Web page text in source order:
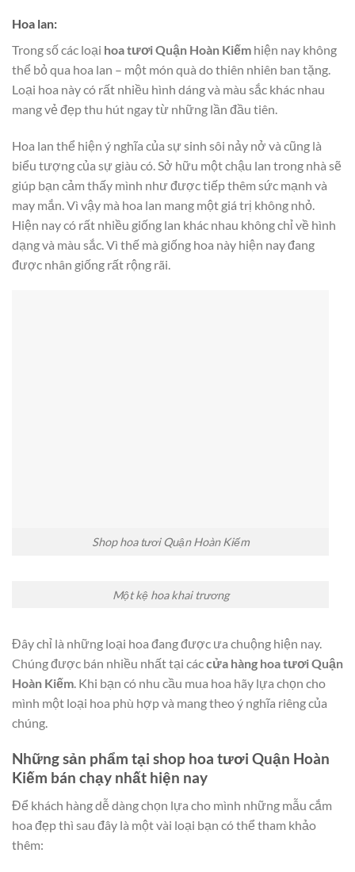
Hoa lan:
Trong số các loại hoa tươi Quận Hoàn Kiếm hiện nay không
thể bỏ qua hoa lan – một món quà do thiên nhiên ban tặng.
Loại hoa này có rất nhiều hình dáng và màu sắc khác nhau
mang vẻ đẹp thu hút ngay từ những lần đầu tiên.
Hoa lan thể hiện ý nghĩa của sự sinh sôi nảy nở và cũng là
biểu tượng của sự giàu có. Sở hữu một chậu lan trong nhà sẽ
giúp bạn cảm thấy mình như được tiếp thêm sức mạnh và
may mắn. Vì vậy mà hoa lan mang một giá trị không nhỏ.
Hiện nay có rất nhiều giống lan khác nhau không chỉ về hình
dạng và màu sắc. Vì thế mà giống hoa này hiện nay đang
được nhân giống rất rộng rãi.
Shop hoa tươi Quận Hoàn Kiếm
Một kệ hoa khai trương
Đây chỉ là những loại hoa đang được ưa chuộng hiện nay.
Chúng được bán nhiều nhất tại cáccửa hàng hoa tươi Quận
Hoàn Kiếm. Khi bạn có nhu cầu mua hoa hãy lựa chọn cho
mình một loại hoa phù hợp và mang theo ý nghĩa riêng của
chúng.
Những sản phẩm tại shop hoa tươi Quận Hoàn
Kiếm bán chạy nhất hiện nay
Để khách hàng dễ dàng chọn lựa cho mình những mẫu cắm
hoa đẹp thì sau đây là một vài loại bạn có thể tham khảo
thêm: